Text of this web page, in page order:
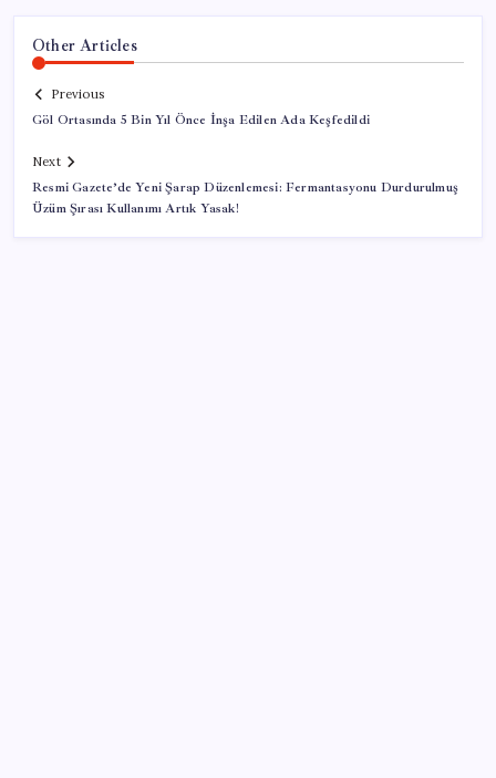
Other Articles
Previous
Göl Ortasında 5 Bin Yıl Önce İnşa Edilen Ada Keşfedildi
Next
Resmi Gazete’de Yeni Şarap Düzenlemesi: Fermantasyonu Durdurulmuş
Üzüm Şırası Kullanımı Artık Yasak!